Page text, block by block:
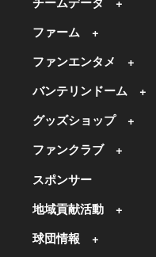
ファーム
ファンエンタメ
バンテリンドーム
グッズショップ
ファンクラブ
スポンサー
地域貢献活動
球団情報